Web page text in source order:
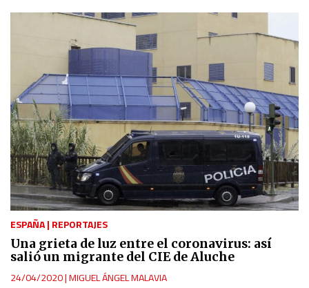
ESPAÑA| REPORTAJES
Una grieta de luz entre el coronavirus: así
salió un migrante del CIE de Aluche
24/04/2020|MIGUEL ÁNGEL MALAVIA